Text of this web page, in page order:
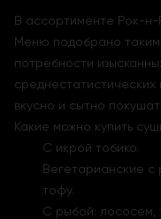
В ассортименте Рок-н-
Меню подобрано таким
потребности
вкусно и сытно
Какие можно купить
С икрой тобико.
Вегетарианские с
тофу.
С рыбой: лососем,